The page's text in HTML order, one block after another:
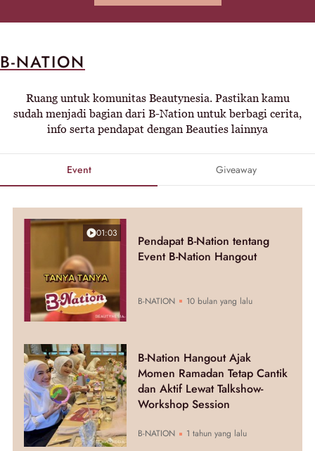
B-NATION
Ruang untuk komunitas Beautynesia. Pastikan kamu
sudah menjadi bagian dari B-Nation untuk berbagi cerita,
info serta pendapat dengan Beauties lainnya
Event Giveaway
01:03
Pendapat B-Nation tentang
Event B-Nation Hangout
B-NATION 10 bulan yang lalu
B-Nation Hangout Ajak
Momen Ramadan Tetap Cantik
dan Aktif Lewat Talkshow-
Workshop Session
B-NATION 1 tahun yang lalu